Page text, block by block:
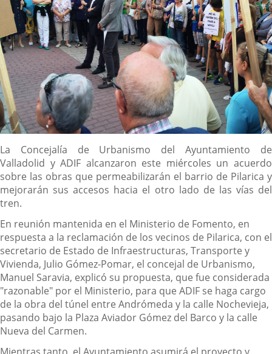
Descripción
La Concejalía de Urbanismo del Ayuntamiento de
Valladolid y ADIF alcanzaron este miércoles un acuerdo
sobre las obras que permeabilizarán el barrio de Pilarica y
mejorarán sus accesos hacia el otro lado de las vías del
tren.
En reunión mantenida en el Ministerio de Fomento, en
respuesta a la reclamación de los vecinos de Pilarica, con el
secretario de Estado de Infraestructuras, Transporte y
Vivienda, Julio Gómez-Pomar, el concejal de Urbanismo,
Manuel Saravia, explicó su propuesta, que fue considerada
"razonable" por el Ministerio, para que ADIF se haga cargo
de la obra del túnel entre Andrómeda y la calle Nochevieja,
pasando bajo la Plaza Aviador Gómez del Barco y la calle
Nueva del Carmen.